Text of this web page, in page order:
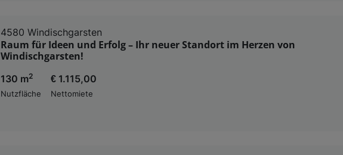
4580 Windischgarsten
Raum für Ideen und Erfolg – Ihr neuer Standort im Herzen von
Windischgarsten!
130 m2
Nutzfläche
€ 1.115,00
Nettomiete